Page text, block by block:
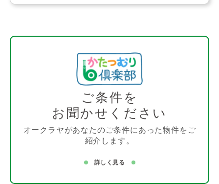
ご条件を
お聞かせください
オークラヤがあなたのご条件にあった物件をご
紹介します。
詳しく見る